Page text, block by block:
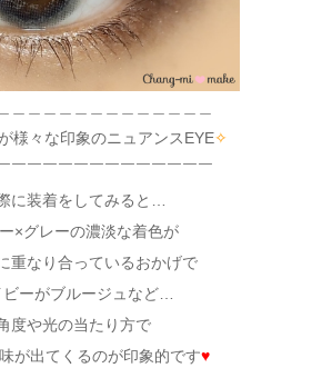
様々な印象のニュアンスEYE✧
￣￣￣￣￣￣￣￣￣￣￣￣￣
に装着をしてみると…
×グレーの濃淡な着色が
重なり合っているおかげで
ビーがブルージュなど…
度や光の当たり方で
が出てくるのが印象的です♥